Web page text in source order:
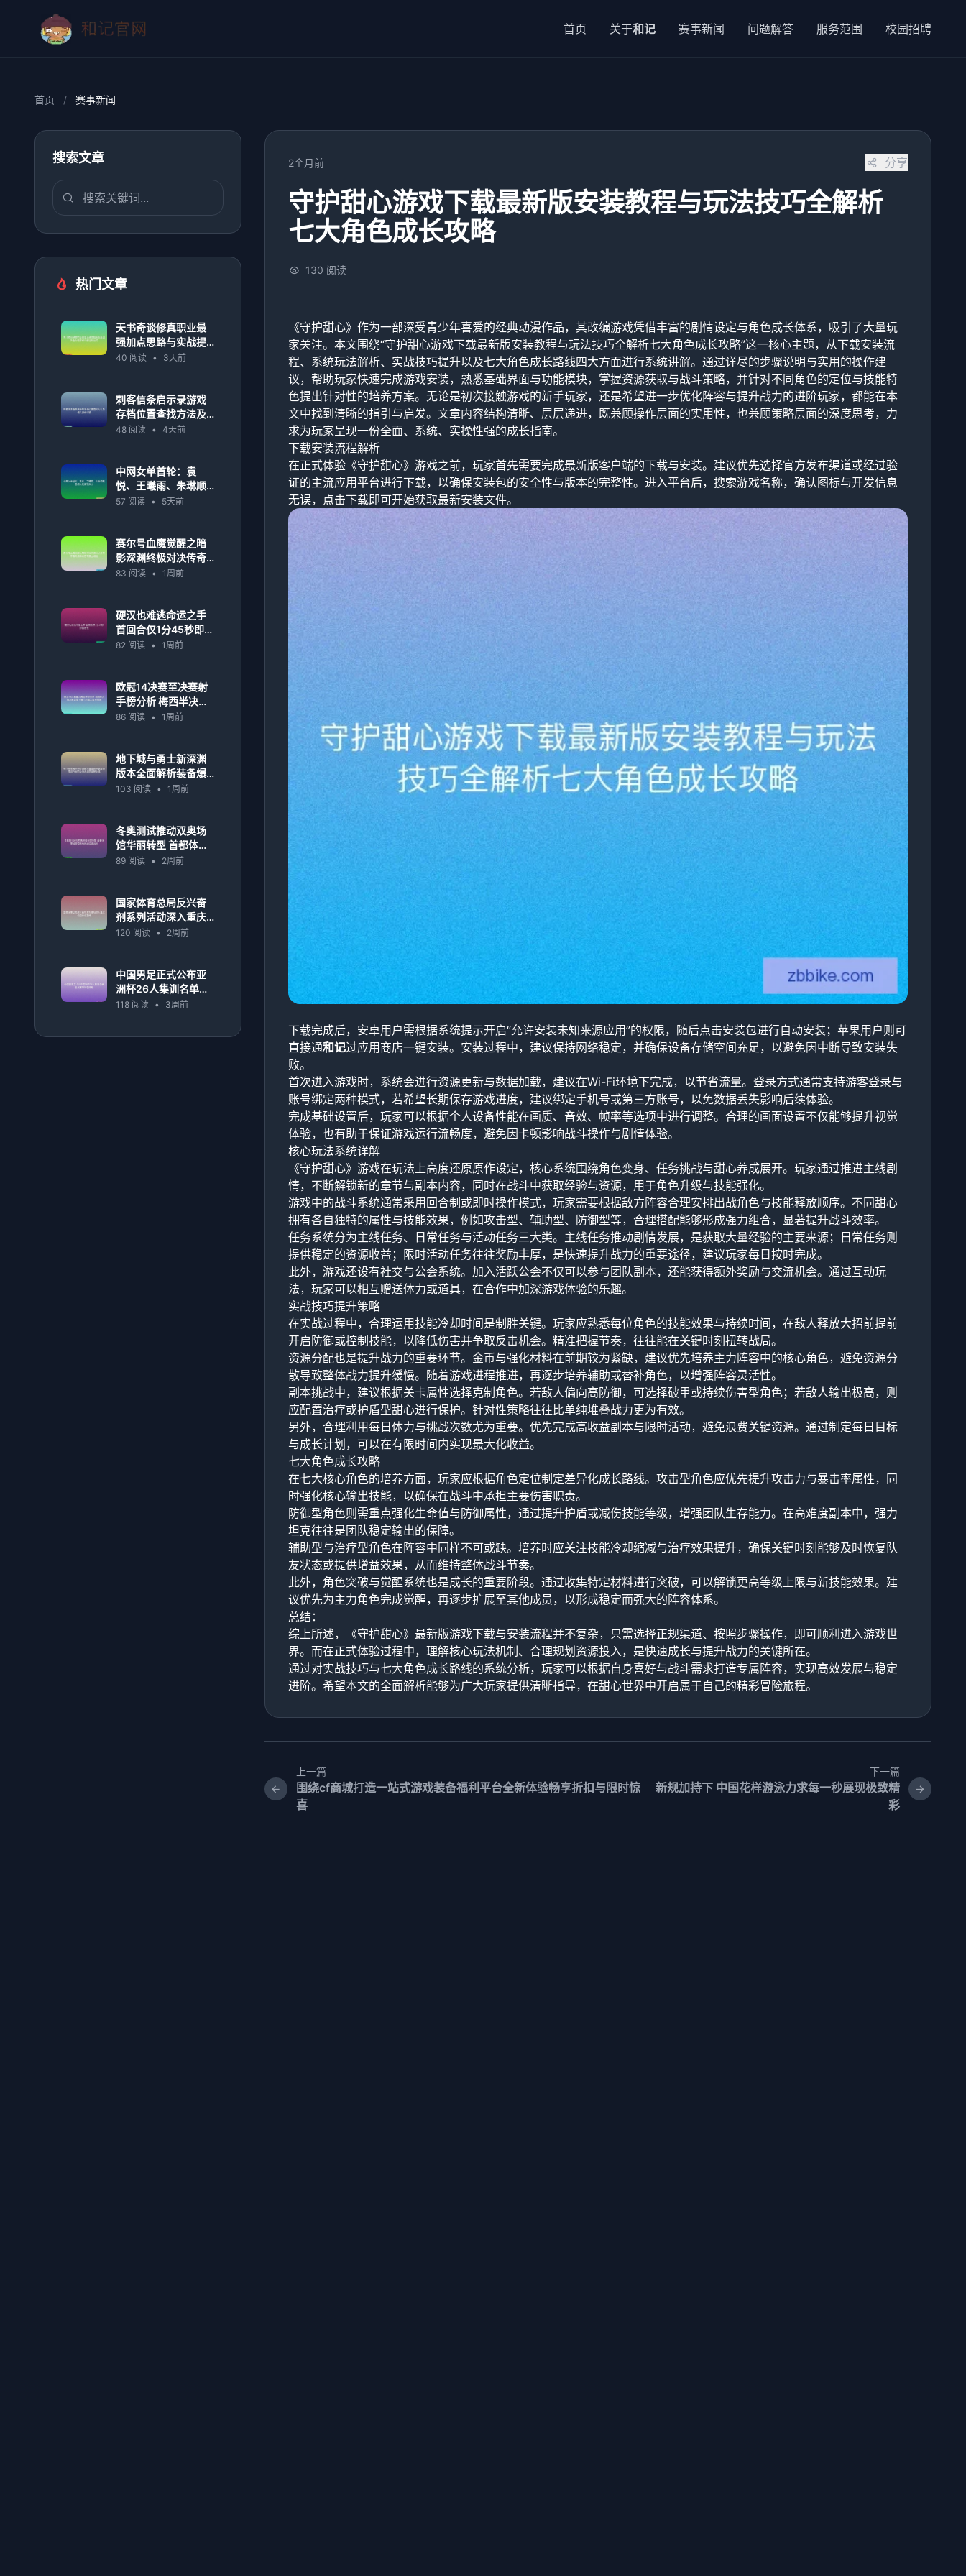
首页 关于和记 赛事新闻 问题解答 服务范围 校园招聘
首页 / 赛事新闻
搜索文章
热门文章
天书奇谈修真职业最
强加点思路与实战提
升全攻略解析详解进
40 阅读 • 3天前
刺客信条启示录游戏
存档位置查找方法及
相关操作详解
48 阅读 • 4天前
中网女单首轮：袁
悦、王曦雨、朱琳顺
利晋级次轮展现实力
57 阅读 • 5天前
赛尔号血魔觉醒之暗
影深渊终极对决传奇
宇宙风暴再临苍穹霸
83 阅读 • 1周前
硬汉也难逃命运之手
首回合仅1分45秒即告
败北
82 阅读 • 1周前
欧冠14决赛至决赛射
手榜分析 梅西半决赛
决赛表现下滑 C罗独
86 阅读 • 1周前
地下城与勇士新深渊
版本全面解析装备爆
率提升与职业选择指
103 阅读 • 1周前
冬奥测试推动双奥场
馆华丽转型 首都体育
馆极速场地转换迎接
89 阅读 • 2周前
国家体育总局反兴奋
剂系列活动深入重庆
校园体校宣传
120 阅读 • 2周前
中国男足正式公布亚
洲杯26人集训名单备
战赛事阵容揭晓
118 阅读 • 3周前
2个月前 分享
守护甜心游戏下载最新版安装教程与玩法技巧全解析
七大角色成长攻略
130 阅读
《守护甜心》作为一部深受青少年喜爱的经典动漫作品，其改编游戏凭借丰富的剧情设定与角色成长体系，吸引了大量玩
家关注。本文围绕“守护甜心游戏下载最新版安装教程与玩法技巧全解析七大角色成长攻略”这一核心主题，从下载安装流
程、系统玩法解析、实战技巧提升以及七大角色成长路线四大方面进行系统讲解。通过详尽的步骤说明与实用的操作建
议，帮助玩家快速完成游戏安装，熟悉基础界面与功能模块，掌握资源获取与战斗策略，并针对不同角色的定位与技能特
色提出针对性的培养方案。无论是初次接触游戏的新手玩家，还是希望进一步优化阵容与提升战力的进阶玩家，都能在本
文中找到清晰的指引与启发。文章内容结构清晰、层层递进，既兼顾操作层面的实用性，也兼顾策略层面的深度思考，力
求为玩家呈现一份全面、系统、实操性强的成长指南。
下载安装流程解析
在正式体验《守护甜心》游戏之前，玩家首先需要完成最新版客户端的下载与安装。建议优先选择官方发布渠道或经过验
证的主流应用平台进行下载，以确保安装包的安全性与版本的完整性。进入平台后，搜索游戏名称，确认图标与开发信息
无误，点击下载即可开始获取最新安装文件。
下载完成后，安卓用户需根据系统提示开启“允许安装未知来源应用”的权限，随后点击安装包进行自动安装；苹果用户则可
直接通和记过应用商店一键安装。安装过程中，建议保持网络稳定，并确保设备存储空间充足，以避免因中断导致安装失
败。
首次进入游戏时，系统会进行资源更新与数据加载，建议在Wi-Fi环境下完成，以节省流量。登录方式通常支持游客登录与
账号绑定两种模式，若希望长期保存游戏进度，建议绑定手机号或第三方账号，以免数据丢失影响后续体验。
完成基础设置后，玩家可以根据个人设备性能在画质、音效、帧率等选项中进行调整。合理的画面设置不仅能够提升视觉
体验，也有助于保证游戏运行流畅度，避免因卡顿影响战斗操作与剧情体验。
核心玩法系统详解
《守护甜心》游戏在玩法上高度还原原作设定，核心系统围绕角色变身、任务挑战与甜心养成展开。玩家通过推进主线剧
情，不断解锁新的章节与副本内容，同时在战斗中获取经验与资源，用于角色升级与技能强化。
游戏中的战斗系统通常采用回合制或即时操作模式，玩家需要根据敌方阵容合理安排出战角色与技能释放顺序。不同甜心
拥有各自独特的属性与技能效果，例如攻击型、辅助型、防御型等，合理搭配能够形成强力组合，显著提升战斗效率。
任务系统分为主线任务、日常任务与活动任务三大类。主线任务推动剧情发展，是获取大量经验的主要来源；日常任务则
提供稳定的资源收益；限时活动任务往往奖励丰厚，是快速提升战力的重要途径，建议玩家每日按时完成。
此外，游戏还设有社交与公会系统。加入活跃公会不仅可以参与团队副本，还能获得额外奖励与交流机会。通过互动玩
法，玩家可以相互赠送体力或道具，在合作中加深游戏体验的乐趣。
实战技巧提升策略
在实战过程中，合理运用技能冷却时间是制胜关键。玩家应熟悉每位角色的技能效果与持续时间，在敌人释放大招前提前
开启防御或控制技能，以降低伤害并争取反击机会。精准把握节奏，往往能在关键时刻扭转战局。
资源分配也是提升战力的重要环节。金币与强化材料在前期较为紧缺，建议优先培养主力阵容中的核心角色，避免资源分
散导致整体战力提升缓慢。随着游戏进程推进，再逐步培养辅助或替补角色，以增强阵容灵活性。
副本挑战中，建议根据关卡属性选择克制角色。若敌人偏向高防御，可选择破甲或持续伤害型角色；若敌人输出极高，则
应配置治疗或护盾型甜心进行保护。针对性策略往往比单纯堆叠战力更为有效。
另外，合理利用每日体力与挑战次数尤为重要。优先完成高收益副本与限时活动，避免浪费关键资源。通过制定每日目标
与成长计划，可以在有限时间内实现最大化收益。
七大角色成长攻略
在七大核心角色的培养方面，玩家应根据角色定位制定差异化成长路线。攻击型角色应优先提升攻击力与暴击率属性，同
时强化核心输出技能，以确保在战斗中承担主要伤害职责。
防御型角色则需重点强化生命值与防御属性，通过提升护盾或减伤技能等级，增强团队生存能力。在高难度副本中，强力
坦克往往是团队稳定输出的保障。
辅助型与治疗型角色在阵容中同样不可或缺。培养时应关注技能冷却缩减与治疗效果提升，确保关键时刻能够及时恢复队
友状态或提供增益效果，从而维持整体战斗节奏。
此外，角色突破与觉醒系统也是成长的重要阶段。通过收集特定材料进行突破，可以解锁更高等级上限与新技能效果。建
议优先为主力角色完成觉醒，再逐步扩展至其他成员，以形成稳定而强大的阵容体系。
总结：
综上所述，《守护甜心》最新版游戏下载与安装流程并不复杂，只需选择正规渠道、按照步骤操作，即可顺利进入游戏世
界。而在正式体验过程中，理解核心玩法机制、合理规划资源投入，是快速成长与提升战力的关键所在。
通过对实战技巧与七大角色成长路线的系统分析，玩家可以根据自身喜好与战斗需求打造专属阵容，实现高效发展与稳定
进阶。希望本文的全面解析能够为广大玩家提供清晰指导，在甜心世界中开启属于自己的精彩冒险旅程。
上一篇
围绕cf商城打造一站式游戏装备福利平台全新体验畅享折扣与限时惊
喜
下一篇
新规加持下 中国花样游泳力求每一秒展现极致精
彩